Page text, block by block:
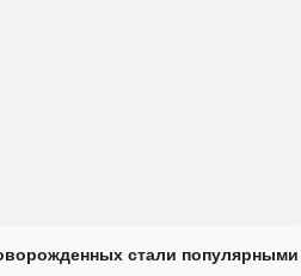
стали популярными